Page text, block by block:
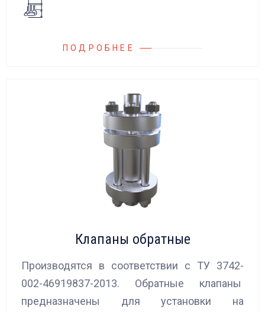
ПОДРОБНЕЕ
Клапаны обратные
Производятся в соответствии с ТУ 3742-
002-46919837-2013. Обратные клапаны
предназначены для установки на